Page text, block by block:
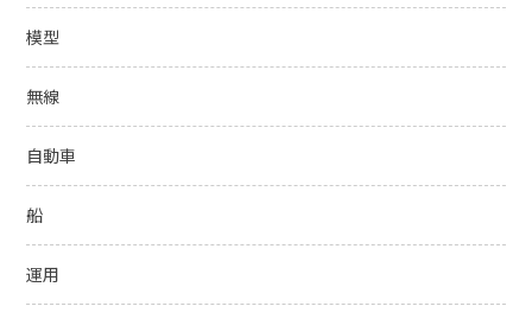
模型
無線
自動車
船
運用